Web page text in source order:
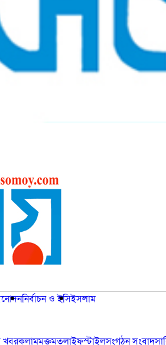
নির্বাচন ও ইসিইসলাম
খবরকলামমুক্তমতলাইফস্টাইলসংগঠন সংবাদ